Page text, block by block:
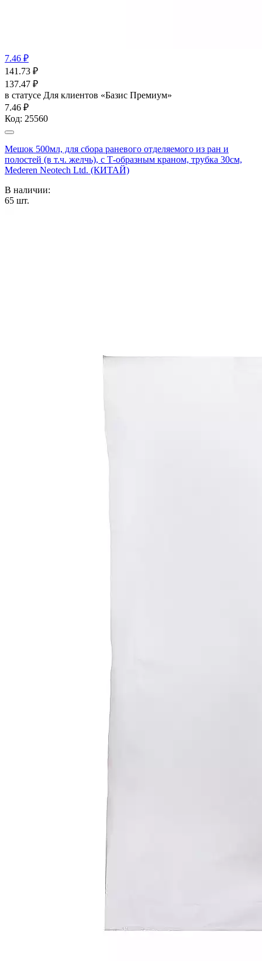
7.46 ₽
141.73 ₽
137.47 ₽
в статусе Для клиентов «Базис Премиум»
7.46 ₽
Код: 25560
Мешок 500мл, для сбора раневого отделяемого из ран и
полостей (в т.ч. желчь), с Т-образным краном, трубка 30см,
Mederen Neotech Ltd. (КИТАЙ)
В наличии:
65 шт.